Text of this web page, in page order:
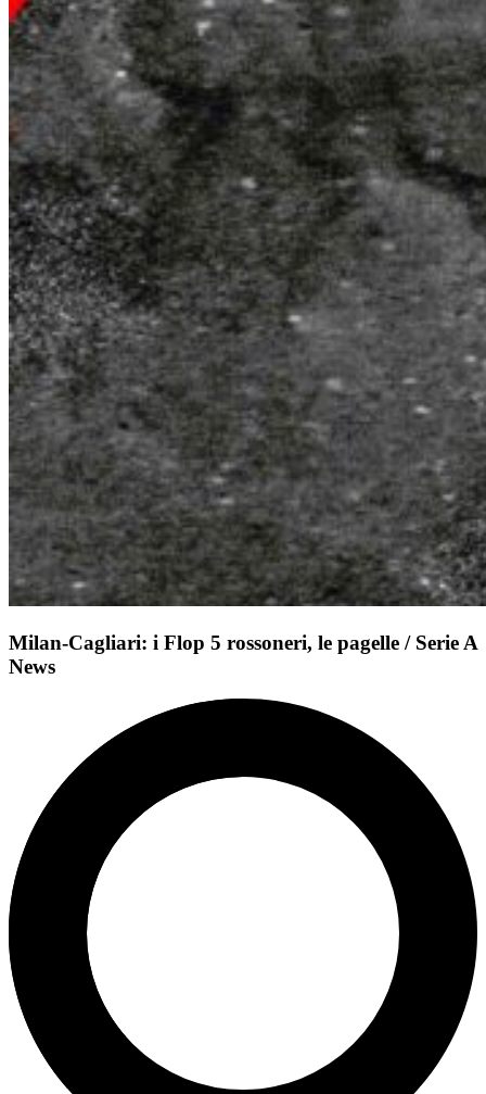
Milan-Cagliari: i Flop 5 rossoneri, le pagelle / Serie A
News